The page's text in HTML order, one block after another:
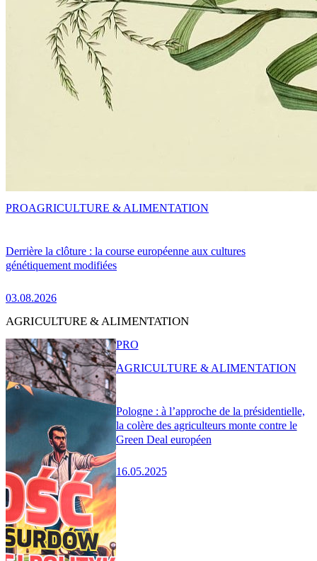
Derrière la clôture : la course européenne aux cultures
génétiquement modifiées
03.08.2026
PROAGRICULTURE & ALIMENTATION
AGRICULTURE & ALIMENTATION
Pologne : à l’approche de la présidentielle,
la colère des agriculteurs monte contre le
Green Deal européen
16.05.2025
PRO
AGRICULTURE & ALIMENTATION